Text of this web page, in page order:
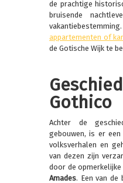
de prachtige
bruisende
appartementen of
de Gotische Wijk te
Gothico
Achter de
gebouwen, is er
volksverhalen en
van dezen zijn
door de
Amades. Een van de